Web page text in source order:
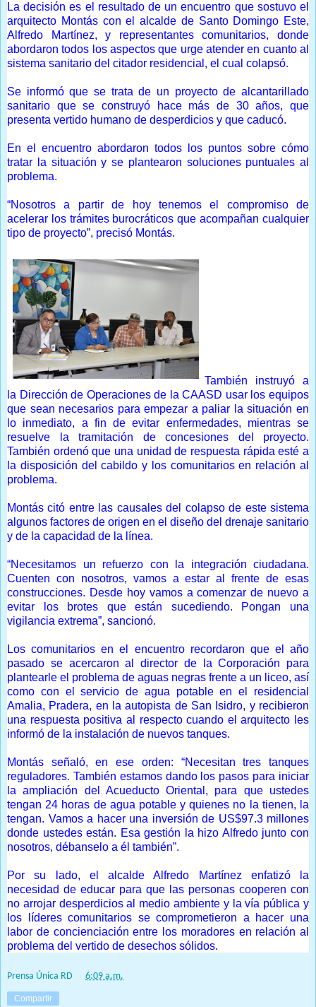
La decisión es el resultado de un encuentro que sostuvo el
arquitecto Montás con el alcalde de Santo Domingo Este,
Alfredo Martínez, y representantes comunitarios, donde
abordaron todos los aspectos que urge atender en cuanto al
sistema sanitario del citador residencial, el cual colapsó.
Se informó que se trata de un proyecto de alcantarillado
sanitario que se construyó hace más de 30 años, que
presenta vertido humano de desperdicios y que caducó.
En el encuentro abordaron todos los puntos sobre cómo
tratar la situación y se plantearon soluciones puntuales al
problema.
“Nosotros a partir de hoy tenemos el compromiso de
acelerar los trámites burocráticos que acompañan cualquier
tipo de proyecto”, precisó Montás.
También instruyó a
la Dirección de Operaciones de la CAASD usar los equipos
que sean necesarios para empezar a paliar la situación en
lo inmediato, a fin de evitar enfermedades, mientras se
resuelve la tramitación de concesiones del proyecto.
También ordenó que una unidad de respuesta rápida esté a
la disposición del cabildo y los comunitarios en relación al
problema.
Montás citó entre las causales del colapso de este sistema
algunos factores de origen en el diseño del drenaje sanitario
y de la capacidad de la línea.
“Necesitamos un refuerzo con la integración ciudadana.
Cuenten con nosotros, vamos a estar al frente de esas
construcciones. Desde hoy vamos a comenzar de nuevo a
evitar los brotes que están sucediendo. Pongan una
vigilancia extrema”, sancionó.
Los comunitarios en el encuentro recordaron que el año
pasado se acercaron al director de la Corporación para
plantearle el problema de aguas negras frente a un liceo, así
como con el servicio de agua potable en el residencial
Amalia, Pradera, en la autopista de San Isidro, y recibieron
una respuesta positiva al respecto cuando el arquitecto les
informó de la instalación de nuevos tanques.
Montás señaló, en ese orden: “Necesitan tres tanques
reguladores. También estamos dando los pasos para iniciar
la ampliación del Acueducto Oriental, para que ustedes
tengan 24 horas de agua potable y quienes no la tienen, la
tengan. Vamos a hacer una inversión de US$97.3 millones
donde ustedes están. Esa gestión la hizo Alfredo junto con
nosotros, débanselo a él también”.
Por su lado, el alcalde Alfredo Martínez enfatizó la
necesidad de educar para que las personas cooperen con
no arrojar desperdicios al medio ambiente y la vía pública y
los líderes comunitarios se comprometieron a hacer una
labor de concienciación entre los moradores en relación al
problema del vertido de desechos sólidos.
Prensa Única RD 6:09 a.m.
Compartir